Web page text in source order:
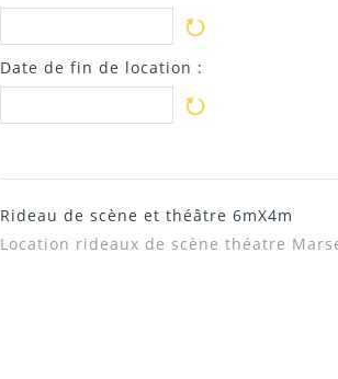
Date de fin de location :
Rideau de scène et théâtre 6mX4m
Location rideaux de scène théatre